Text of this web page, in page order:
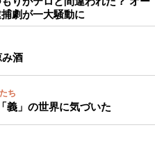
劇が一大騒動に
み酒
ち
義」の世界に気づいた